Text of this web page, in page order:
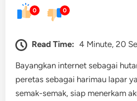
0 0
Read Time: 4 Minute, 20
Bayangkan internet sebagai
peretas sebagai harimau lapar
semak-semak, siap menerkam